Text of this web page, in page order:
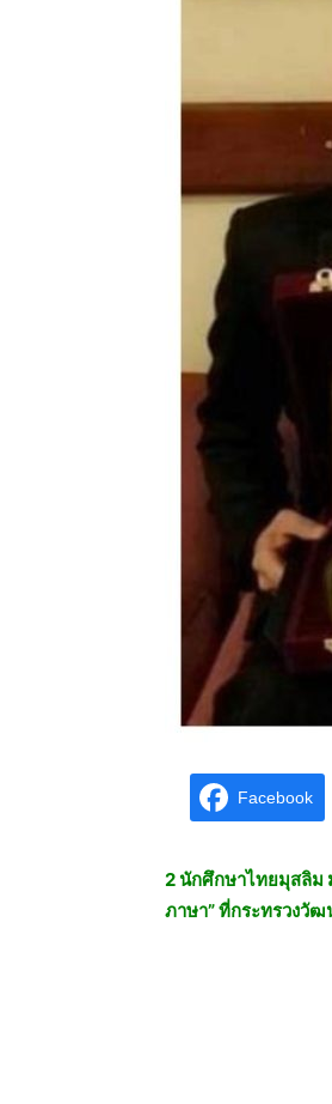
Facebook
2 นักศึกษาไทยมุสลิม
ภาษา” ที่กระทรวงวั